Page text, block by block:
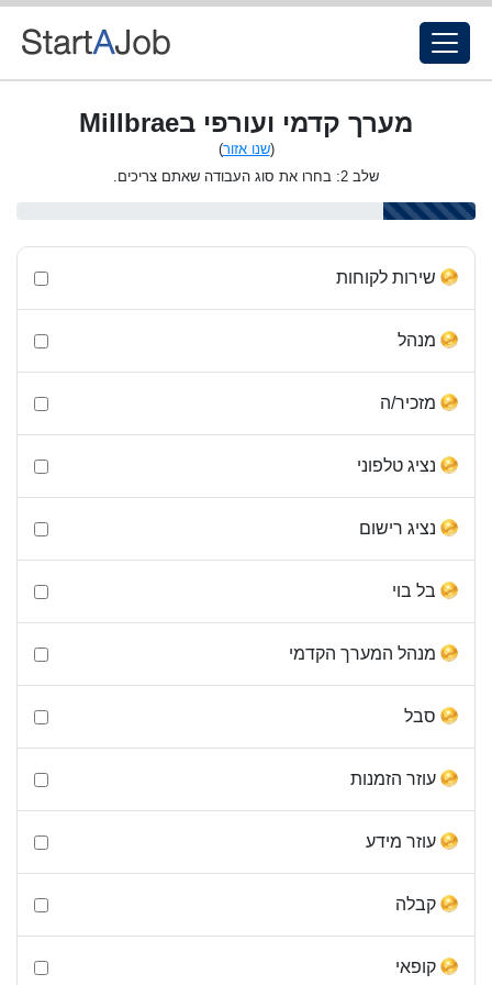
מערך קדמי ועורפי בMillbrae
(שנו אזור)
שלב 2: בחרו את סוג העבודה שאתם צריכים.
שירות לקוחות
מנהל
מזכיר/ה
נציג טלפוני
נציג רישום
בל בוי
מנהל המערך הקדמי
סבל
עוזר הזמנות
עוזר מידע
קבלה
קופאי